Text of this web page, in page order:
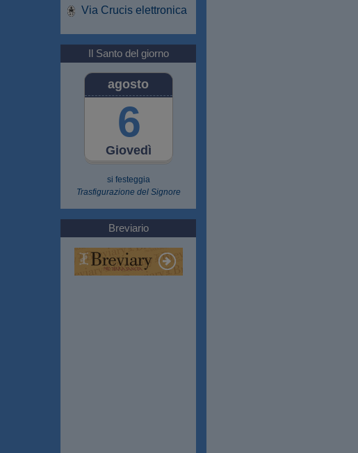
Via Crucis elettronica
Il Santo del giorno
Giovedì
agosto
6
si festeggia
Trasfigurazione del Signore
Breviario